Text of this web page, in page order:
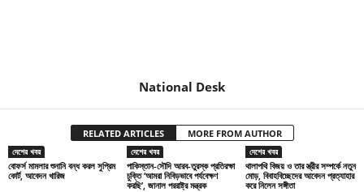
National Desk
RELATED ARTICLES MORE FROM AUTHOR
দেশের খবর
বোফর্স মামলার শুনানি বন্ধ করল সুপ্রিম
কোর্ট, আবেদন খারিজ
দেশের খবর
পাকিস্তান-সৌদি আরব-তুরস্ক প্রতিরক্ষা
চুক্তি ‘আমরা নিবিড়ভাবে পর্যবেক্ষণ
করছি’, জানাল পররাষ্ট্র মন্ত্রক
দেশের খবর
থালাপথি বিজয় ও তার স্ত্রীর সম্পর্কে নতুন
মোড়, বিবাহবিচ্ছেদের আবেদন প্রত্যাহার
করে নিলেন সঙ্গীতা